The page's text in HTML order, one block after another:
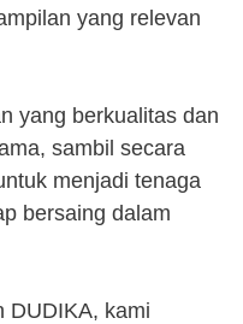
yang relevan
yang berkualitas dan
sambil secara
menjadi tenaga
bersaing dalam
DUDIKA, kami